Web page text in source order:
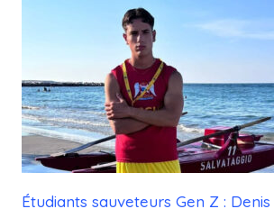
Étudiants sauveteurs Gen Z :